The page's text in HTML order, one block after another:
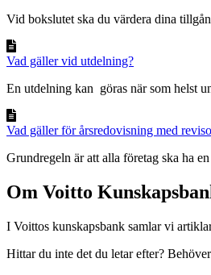
Vid bokslutet ska du värdera dina
Vad gäller vid utdelning?
En utdelning kan göras när som helst
Vad gäller för årsredovisning med
Grundregeln är att alla företag ska ha
Om Voitto
I Voittos kunskapsbank samlar vi
Hittar du inte det du letar efter?